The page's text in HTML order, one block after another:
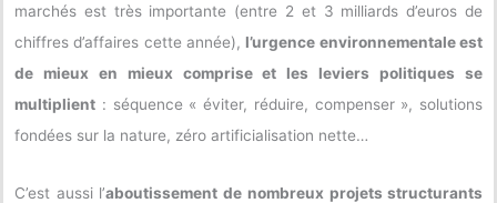
marchés est très importante (entre 2 et 3 milliards d’euros de
chiffres d’affaires cette année), l’urgence environnementale est
de mieux en mieux comprise et les leviers politiques se
multiplient : séquence « éviter, réduire, compenser », solutions
fondées sur la nature, zéro artificialisation nette…
C’est aussi l’aboutissement de nombreux projets structurants